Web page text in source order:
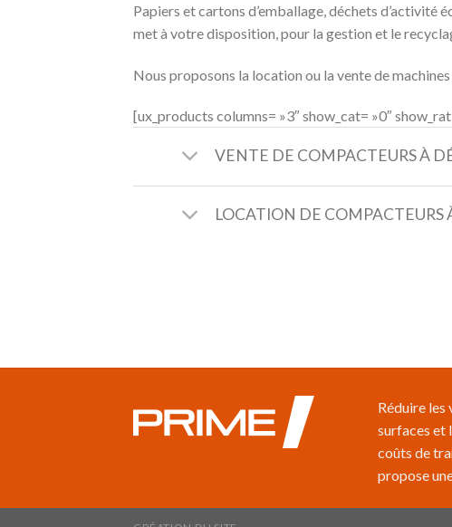
Papiers et cartons d’emballage, déchets d’activité
met à votre disposition, pour la gestion et le
Nous proposons la location ou la vente de
[ux_products columns= »3″ show_cat= »0″
VENTE DE COMPACTEURS À
LOCATION DE COMPACTEURS
Réduire les
surfaces et
coûts de
propose